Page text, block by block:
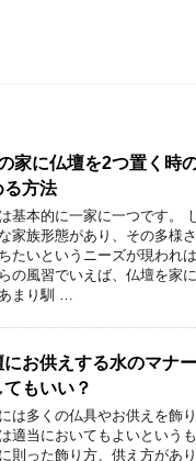
家に仏壇を2つ置く時
る方法
基本的に一家に一つです。
家族形態があり、その多様
たいというニーズが現われ
の風習でいえば、仏壇を家
まり馴 …
にお供えする水のマナ
てもいい？
は多くの仏具やお供えを飾
適当においてもよいという
則った飾り方、供え方があ